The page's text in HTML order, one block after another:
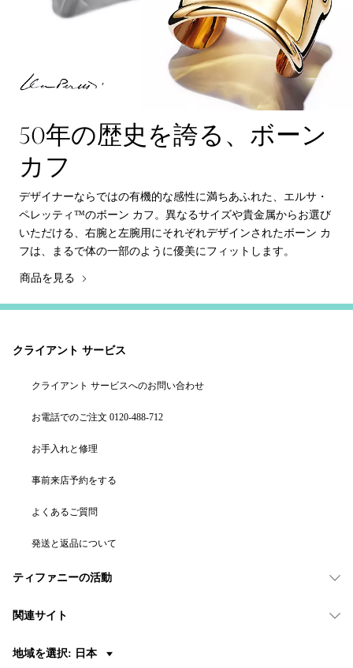
50年の歴史を誇る、ボーン
カフ
デザイナーならではの有機的な感性に満ちあふれた、エルサ・
ペレッティ™のボーン カフ。異なるサイズや貴金属からお選び
いただける、右腕と左腕用にそれぞれデザインされたボーン カ
フは、まるで体の一部のように優美にフィットします。
商品を見る
クライアント サービス
クライアント サービスへのお問い合わせ
お電話でのご注文 0120-488-712
お手入れと修理
事前来店予約をする
よくあるご質問
発送と返品について
ティファニーの活動
関連サイト
地域を選択: 日本